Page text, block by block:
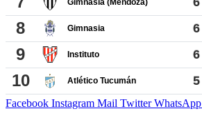
Facebook Instagram Mail Twitter WhatsApp